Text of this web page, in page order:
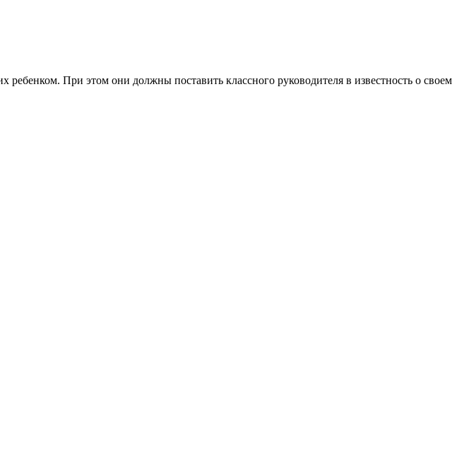
При этом они должны поставить классного руководителя в известность о своем